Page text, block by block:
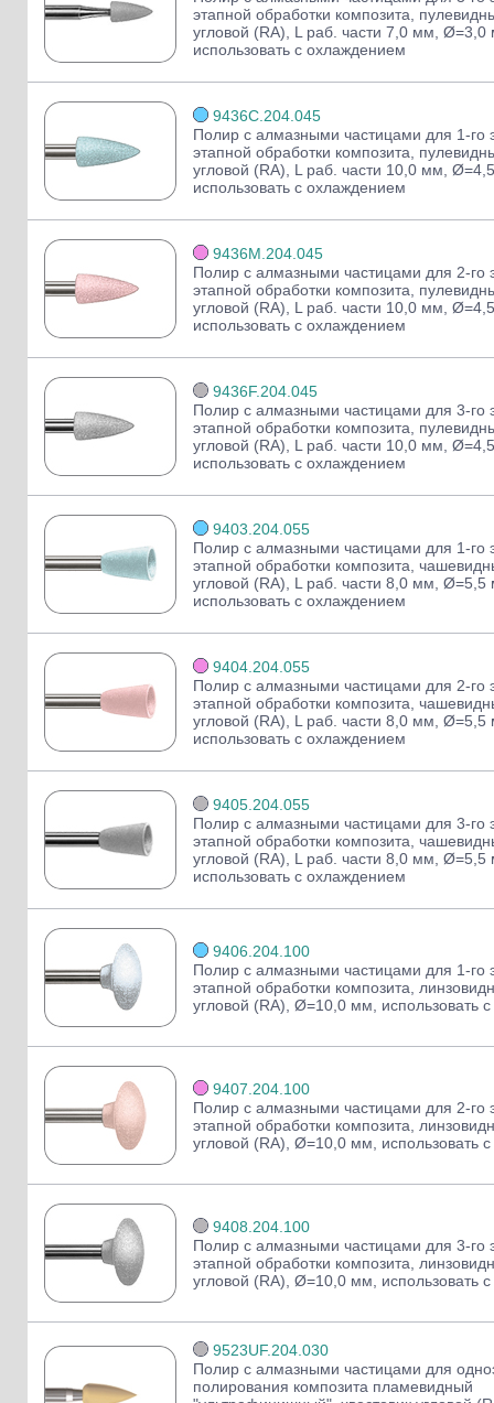
этапной обработки композита,
угловой (RA), L раб. части 7,0 мм, Ø=3,0
использовать с охлаждением
9436C.204.045
Полир с алмазными частицами для 1-го
этапной обработки композита,
угловой (RA), L раб. части 10,0 мм,
использовать с охлаждением
9436M.204.045
Полир с алмазными частицами для 2-го
этапной обработки композита,
угловой (RA), L раб. части 10,0 мм,
использовать с охлаждением
9436F.204.045
Полир с алмазными частицами для 3-го
этапной обработки композита,
угловой (RA), L раб. части 10,0 мм,
использовать с охлаждением
9403.204.055
Полир с алмазными частицами для 1-го
этапной обработки композита,
угловой (RA), L раб. части 8,0 мм, Ø=5,5
использовать с охлаждением
9404.204.055
Полир с алмазными частицами для 2-го
этапной обработки композита,
угловой (RA), L раб. части 8,0 мм, Ø=5,5
использовать с охлаждением
9405.204.055
Полир с алмазными частицами для 3-го
этапной обработки композита,
угловой (RA), L раб. части 8,0 мм, Ø=5,5
использовать с охлаждением
9406.204.100
Полир с алмазными частицами для 1-го
этапной обработки композита,
угловой (RA), Ø=10,0 мм, использовать
9407.204.100
Полир с алмазными частицами для 2-го
этапной обработки композита,
угловой (RA), Ø=10,0 мм, использовать
9408.204.100
Полир с алмазными частицами для 3-го
этапной обработки композита,
угловой (RA), Ø=10,0 мм, использовать
9523UF.204.030
Полир с алмазными частицами для
полирования композита пламевидный